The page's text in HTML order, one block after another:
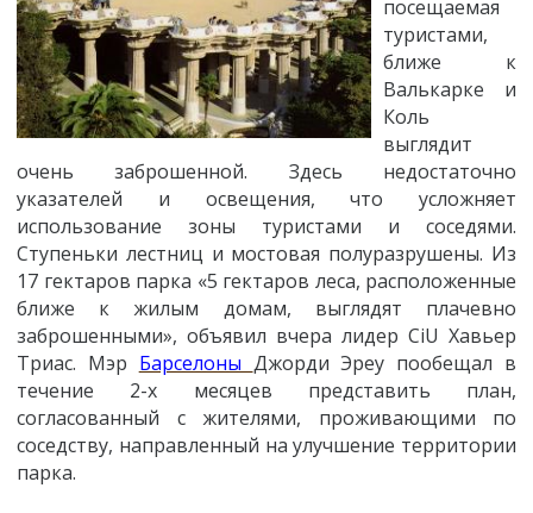
посещаемая
туристами,
ближе к
Валькарке и
Коль
выглядит
очень заброшенной. Здесь недостаточно
указателей и освещения, что усложняет
использование зоны туристами и соседями.
Ступеньки лестниц и мостовая полуразрушены. Из
17 гектаров парка «5 гектаров леса, расположенные
ближе к жилым домам, выглядят плачевно
заброшенными», объявил вчера лидер CiU Хавьер
Триас. Мэр Барселоны Джорди Эреу пообещал в
течение 2-х месяцев представить план,
согласованный с жителями, проживающими по
соседству, направленный на улучшение территории
парка.